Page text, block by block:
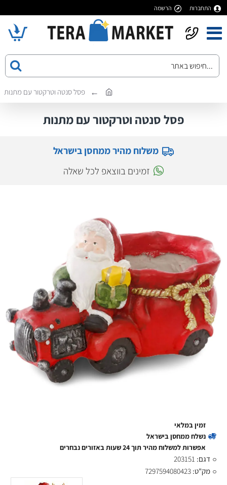
התחברות הרשמה
פסל סנטה וטרקטור עם מתנות
פסל סנטה וטרקטור עם מתנות
משלוח מהיר ממחסן בישראל
זמינים בווצאפ לכל שאלה
זמין במלאי
נשלח ממחסן בישראל
אפשרות למשלוח מהיר תוך 24 שעות באזורים נבחרים
דגם: 203151
מק"ט: 7297594080423